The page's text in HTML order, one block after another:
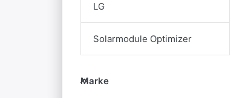
LG
Solarmodule Optimizer
Marke
Marke